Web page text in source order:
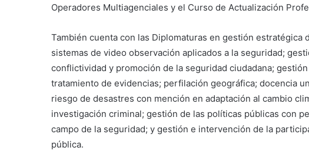
Operadores Multiagenciales y el Curso de Actualización
También cuenta con las Diplomaturas en gestión estratégica
sistemas de video observación aplicados a la seguridad;
conflictividad y promoción de la seguridad ciudadana;
tratamiento de evidencias; perfilación geográfica; docencia
riesgo de desastres con mención en adaptación al cambio
investigación criminal; gestión de las políticas públicas con
campo de la seguridad; y gestión e intervención de la
pública.